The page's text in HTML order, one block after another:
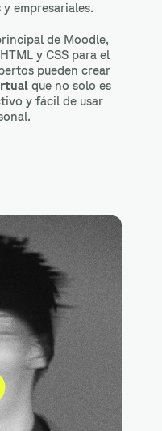
empresariales.
de Moodle,
y CSS para el
pueden crear
que no solo es
y fácil de usar